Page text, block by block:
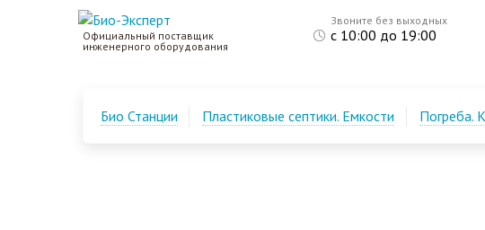
Официальный поставщик
инженерного оборудования
Звоните без выходных
с 10:00 до 19:00
Био Станции Пластиковые септики. Емкости Погреба.